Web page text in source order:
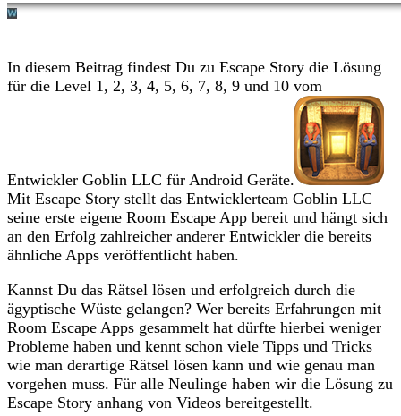
In diesem Beitrag findest Du zu Escape Story die Lösung
für die Level 1, 2, 3, 4, 5, 6, 7, 8, 9 und 10 vom
Entwickler Goblin LLC für Android Geräte.
Mit Escape Story stellt das Entwicklerteam Goblin LLC
seine erste eigene Room Escape App bereit und hängt sich
an den Erfolg zahlreicher anderer Entwickler die bereits
ähnliche Apps veröffentlicht haben.
Kannst Du das Rätsel lösen und erfolgreich durch die
ägyptische Wüste gelangen? Wer bereits Erfahrungen mit
Room Escape Apps gesammelt hat dürfte hierbei weniger
Probleme haben und kennt schon viele Tipps und Tricks
wie man derartige Rätsel lösen kann und wie genau man
vorgehen muss. Für alle Neulinge haben wir die Lösung zu
Escape Story anhang von Videos bereitgestellt.